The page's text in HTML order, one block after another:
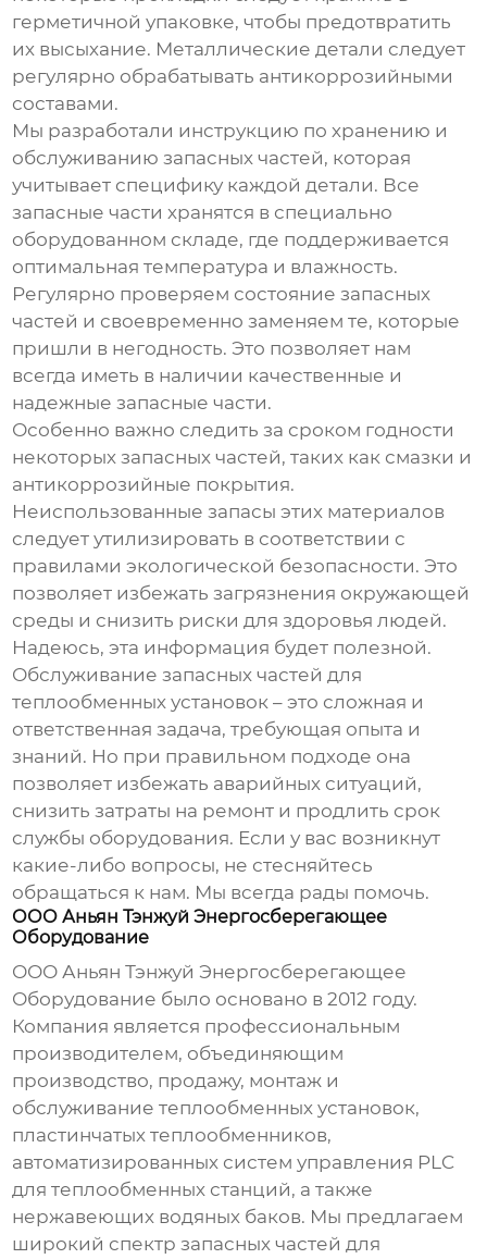
герметичной упаковке, чтобы предотвратить
их высыхание. Металлические детали следует
регулярно обрабатывать антикоррозийными
составами.
Мы разработали инструкцию по хранению и
обслуживанию запасных частей, которая
учитывает специфику каждой детали. Все
запасные части хранятся в специально
оборудованном складе, где поддерживается
оптимальная температура и влажность.
Регулярно проверяем состояние запасных
частей и своевременно заменяем те, которые
пришли в негодность. Это позволяет нам
всегда иметь в наличии качественные и
надежные запасные части.
Особенно важно следить за сроком годности
некоторых запасных частей, таких как смазки и
антикоррозийные покрытия.
Неиспользованные запасы этих материалов
следует утилизировать в соответствии с
правилами экологической безопасности. Это
позволяет избежать загрязнения окружающей
среды и снизить риски для здоровья людей.
Надеюсь, эта информация будет полезной.
Обслуживаниезапасных частей для
теплообменных установок – это сложная и
ответственная задача, требующая опыта и
знаний. Но при правильном подходе она
позволяет избежать аварийных ситуаций,
снизить затраты на ремонт и продлить срок
службы оборудования. Если у вас возникнут
какие-либо вопросы, не стесняйтесь
обращаться к нам. Мы всегда рады помочь.
ООО Аньян Тэнжуй Энергосберегающее
Оборудование
ООО Аньян Тэнжуй Энергосберегающее
Оборудование было основано в 2012 году.
Компания является профессиональным
производителем, объединяющим
производство, продажу, монтаж и
обслуживание теплообменных установок,
пластинчатых теплообменников,
автоматизированных систем управления PLC
для теплообменных станций, а также
нержавеющих водяных баков. Мы предлагаем
широкий спектр запасных частей для